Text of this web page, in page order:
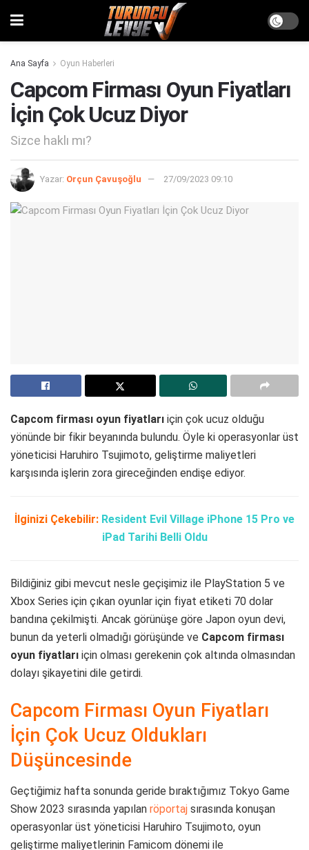
Ana Sayfa Oyun Haberleri
Capcom Firması Oyun Fiyatları
İçin Çok Ucuz Diyor
Sizce haklı mı?
Yazar: Orçun Çavuşoğlu 27/09/2023 09:10
Capcom firması oyun fiyatları için çok ucuz olduğu
yönünde bir fikir beyanında bulundu. Öyle ki operasyonlar üst
yöneticisi Haruhiro Tsujimoto, geliştirme maliyetleri
karşısında işlerin zora gireceğinden endişe ediyor.
İlginizi Çekebilir: Resident Evil Village iPhone 15 Pro ve
iPad Tarihi Belli Oldu
Bildiğiniz gibi mevcut nesle geçişimiz ile PlayStation 5 ve
Xbox Series için çıkan oyunlar için fiyat etiketi 70 dolar
bandına çekilmişti. Ancak görünüşe göre Japon oyun devi,
bunun da yeterli olmadığı görüşünde ve Capcom firması
oyun fiyatları için olması gerekenin çok altında olmasından
dolayı şikayetini dile getirdi.
Capcom Firması Oyun Fiyatları
İçin Çok Ucuz Oldukları
Düşüncesinde
Geçtiğimiz hafta sonunda geride bıraktığımız Tokyo Game
Show 2023 sırasında yapılan röportaj sırasında konuşan
operasyonlar üst yöneticisi Haruhiro Tsujimoto, oyun
geliştirme maliyetlerinin Famicom dönemi ile